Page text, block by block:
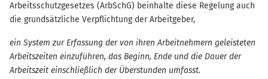
Arbeitsschutzgesetzes (ArbSchG) beinhalte diese Regelung auch
die grundsätzliche Verpflichtung der Arbeitgeber,
ein System zur Erfassung der von ihren Arbeitnehmern geleisteten
Arbeitszeiten einzuführen, das Beginn, Ende und die Dauer der
Arbeitszeit einschließlich der Überstunden umfasst.